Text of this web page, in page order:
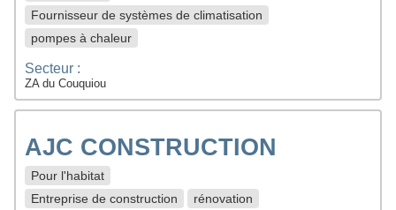
Fournisseur de systèmes de climatisation
pompes à chaleur
Secteur :
ZA du Couquiou
AJC CONSTRUCTION
Pour l'habitat
Entreprise de construction
rénovation